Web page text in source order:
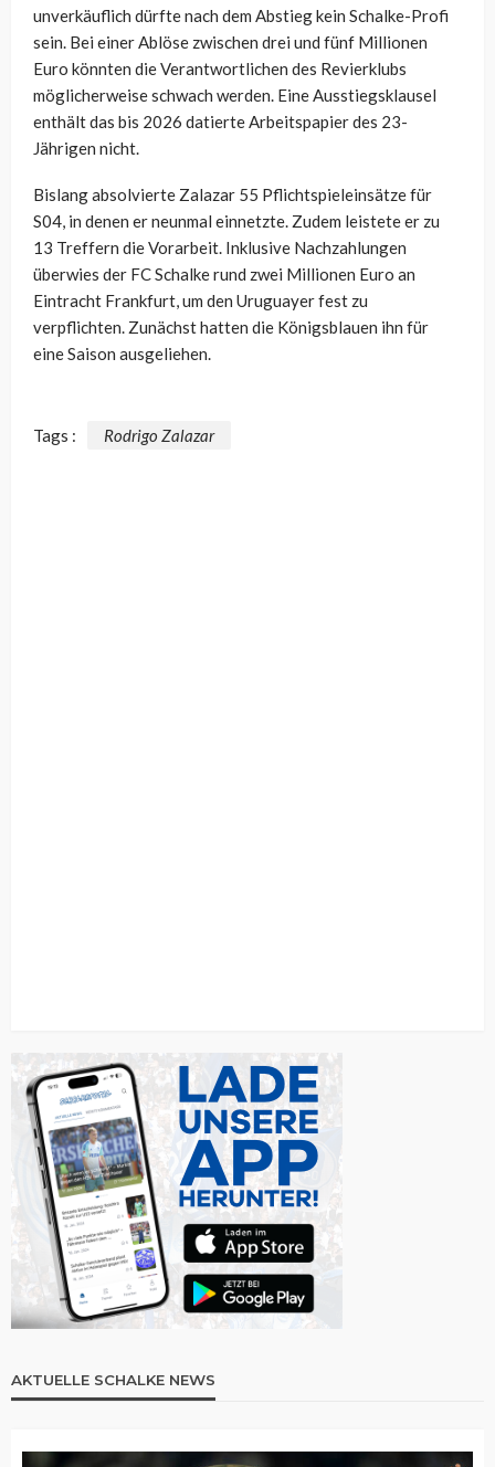
unverkäuflich dürfte nach dem Abstieg kein Schalke-Profi
sein. Bei einer Ablöse zwischen drei und fünf Millionen
Euro könnten die Verantwortlichen des Revierklubs
möglicherweise schwach werden. Eine Ausstiegsklausel
enthält das bis 2026 datierte Arbeitspapier des 23-
Jährigen nicht.
Bislang absolvierte Zalazar 55 Pflichtspieleinsätze für
S04, in denen er neunmal einnetzte. Zudem leistete er zu
13 Treffern die Vorarbeit. Inklusive Nachzahlungen
überwies der FC Schalke rund zwei Millionen Euro an
Eintracht Frankfurt, um den Uruguayer fest zu
verpflichten. Zunächst hatten die Königsblauen ihn für
eine Saison ausgeliehen.
Tags : Rodrigo Zalazar
AKTUELLE SCHALKE NEWS